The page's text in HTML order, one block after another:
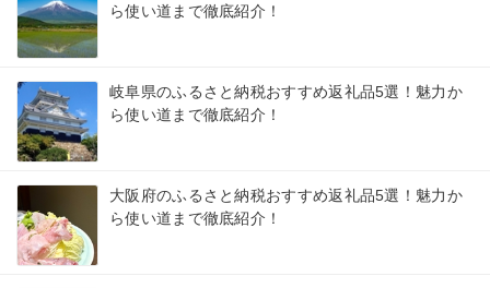
ら使い道まで徹底紹介！
岐阜県のふるさと納税おすすめ返礼品5選！魅力か
ら使い道まで徹底紹介！
大阪府のふるさと納税おすすめ返礼品5選！魅力か
ら使い道まで徹底紹介！